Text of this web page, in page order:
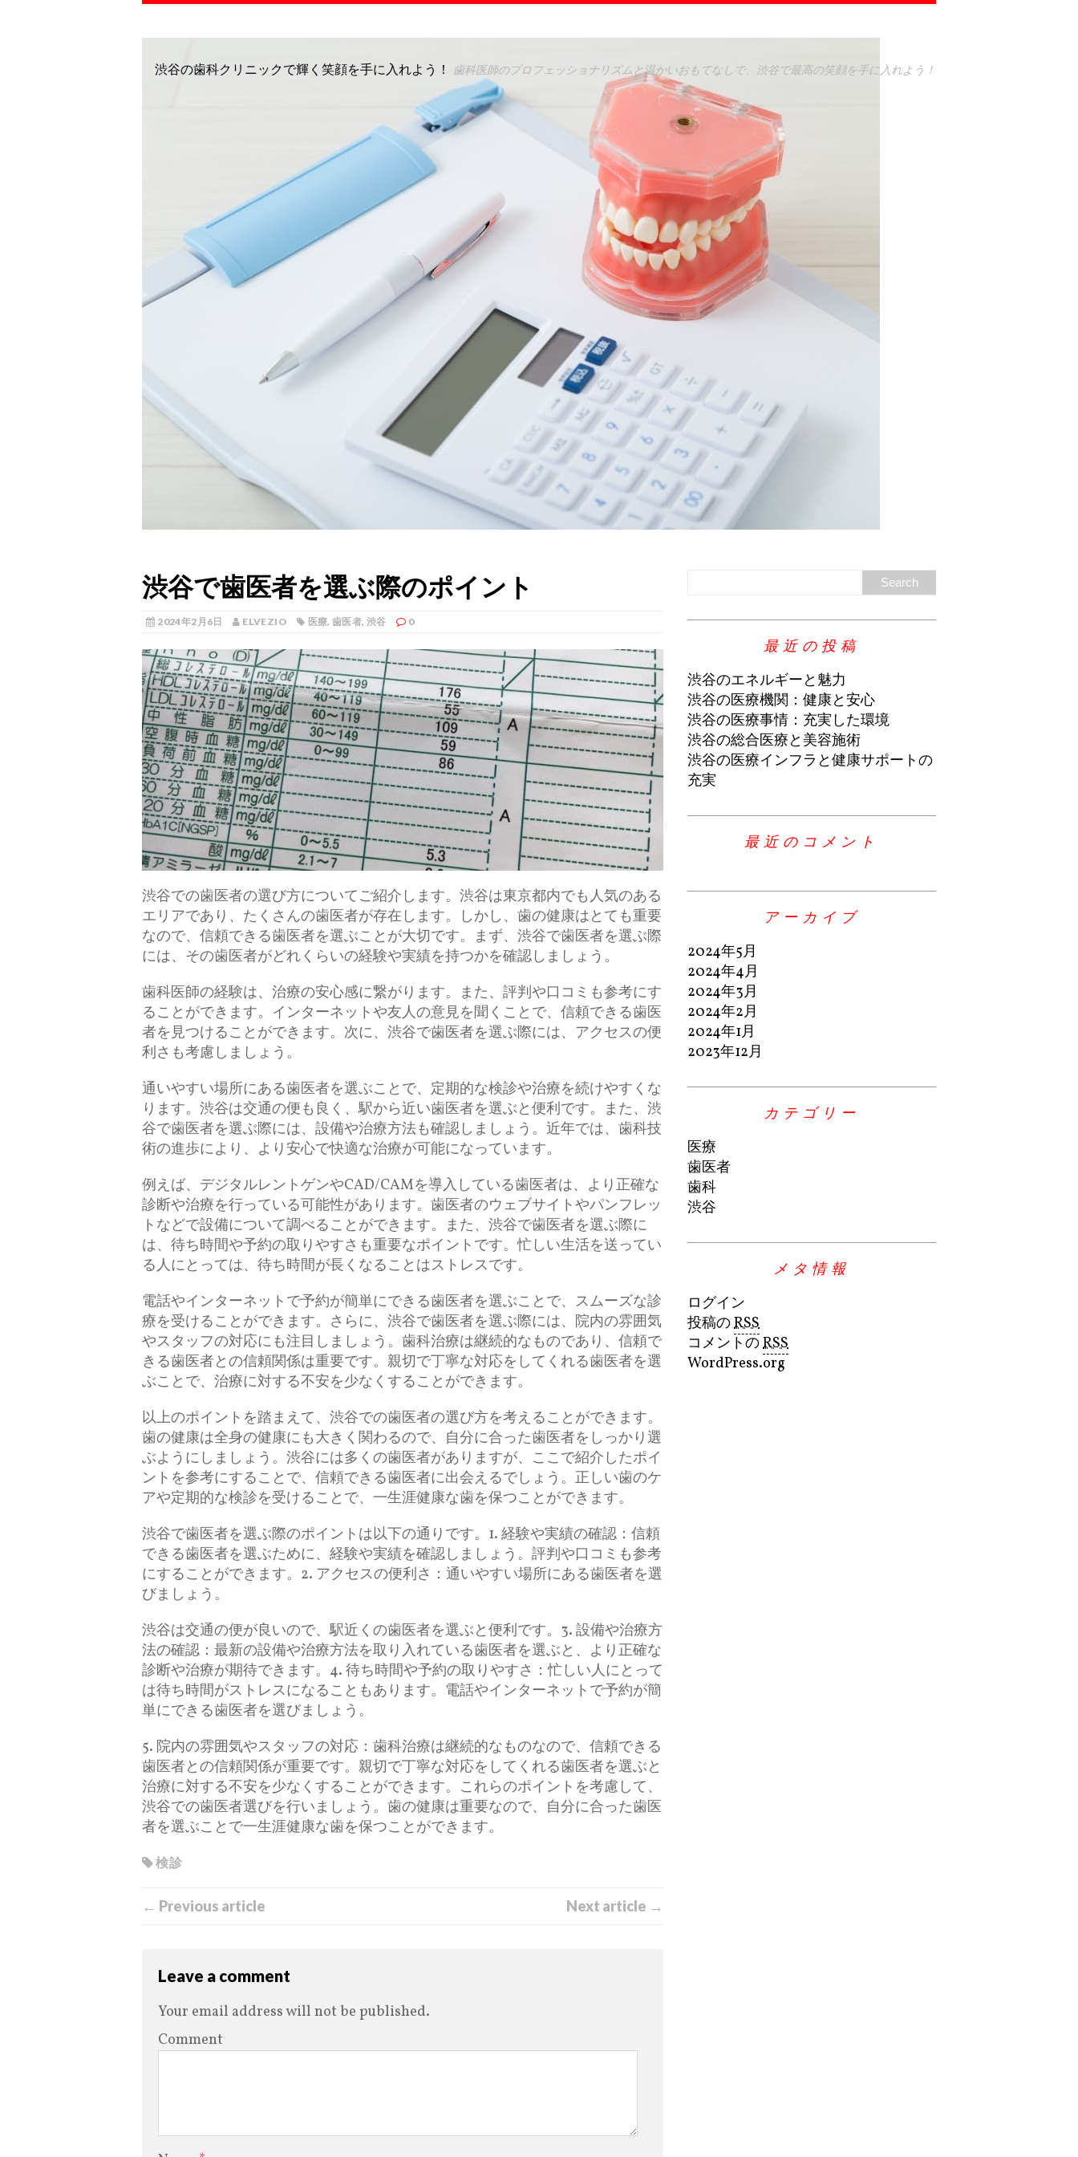
渋谷の歯科クリニックで輝く笑顔を手に入れよう！ 歯科医師のプロフェッショナリズムと温かいおもてなしで、渋谷で最高の笑顔を手に入れよう！
渋谷で歯医者を選ぶ際のポイント
2024年2月6日 ELVEZIO 医療,歯医者, 渋谷 0
渋谷での歯医者の選び方についてご紹介します。 渋谷は東京都内でも人気のある
エリアであり、たくさんの歯医者が存在します。しかし、歯の健康はとても重要
なので、信頼できる歯医者を選ぶことが大切です。まず、渋谷で歯医者を選ぶ際
には、その歯医者がどれくらいの経験や実績を持つかを確認しましょう。
歯科医師の経験は、治療の安心感に繋がります。また、評判や口コミも参考にす
ることができます。インターネットや友人の意見を聞くことで、信頼できる歯医
者を見つけることができます。次に、渋谷で歯医者を選ぶ際には、アクセスの便
利さも考慮しましょう。
通いやすい場所にある歯医者を選ぶことで、定期的な検診や治療を続けやすくな
ります。渋谷は交通の便も良く、駅から近い歯医者を選ぶと便利です。また、渋
谷で歯医者を選ぶ際には、設備や治療方法も確認しましょう。近年では、歯科技
術の進歩により、より安心で快適な治療が可能になっています。
例えば、デジタルレントゲンやCAD/CAMを導入している歯医者は、より正確な
診断や治療を行っている可能性があります。歯医者のウェブサイトやパンフレッ
トなどで設備について調べることができます。また、渋谷で歯医者を選ぶ際に
は、待ち時間や予約の取りやすさも重要なポイントです。忙しい生活を送ってい
る人にとっては、待ち時間が長くなることはストレスです。
電話やインターネットで予約が簡単にできる歯医者を選ぶことで、スムーズな診
療を受けることができます。さらに、渋谷で歯医者を選ぶ際には、院内の雰囲気
やスタッフの対応にも注目しましょう。歯科治療は継続的なものであり、信頼で
きる歯医者との信頼関係は重要です。親切で丁寧な対応をしてくれる歯医者を選
ぶことで、治療に対する不安を少なくすることができます。
以上のポイントを踏まえて、渋谷での歯医者の選び方を考えることができます。
歯の健康は全身の健康にも大きく関わるので、自分に合った歯医者をしっかり選
ぶようにしましょう。渋谷には多くの歯医者がありますが、ここで紹介したポイ
ントを参考にすることで、信頼できる歯医者に出会えるでしょう。正しい歯のケ
アや定期的な検診を受けることで、一生涯健康な歯を保つことができます。
渋谷で歯医者を選ぶ際のポイントは以下の通りです。1. 経験や実績の確認：信頼
できる歯医者を選ぶために、経験や実績を確認しましょう。評判や口コミも参考
にすることができます。2. アクセスの便利さ：通いやすい場所にある歯医者を選
びましょう。
渋谷は交通の便が良いので、駅近くの歯医者を選ぶと便利です。3. 設備や治療方
法の確認：最新の設備や治療方法を取り入れている歯医者を選ぶと、より正確な
診断や治療が期待できます。4. 待ち時間や予約の取りやすさ：忙しい人にとって
は待ち時間がストレスになることもあります。電話やインターネットで予約が簡
単にできる歯医者を選びましょう。
5. 院内の雰囲気やスタッフの対応：歯科治療は継続的なものなので、信頼できる
歯医者との信頼関係が重要です。親切で丁寧な対応をしてくれる歯医者を選ぶと
治療に対する不安を少なくすることができます。これらのポイントを考慮して、
渋谷での歯医者選びを行いましょう。歯の健康は重要なので、自分に合った歯医
者を選ぶことで一生涯健康な歯を保つことができます。
検診
← Previous article Next article →
Leave a comment
Your email address will not be published.
Comment
最近の投稿
渋谷のエネルギーと魅力
渋谷の医療機関：健康と安心
渋谷の医療事情：充実した環境
渋谷の総合医療と美容施術
渋谷の医療インフラと健康サポートの
充実
最近のコメント
アーカイブ
2024年5月
2024年4月
2024年3月
2024年2月
2024年1月
2023年12月
カテゴリー
医療
歯医者
歯科
渋谷
メタ情報
ログイン
投稿のRSS
コメントのRSS
WordPress.org